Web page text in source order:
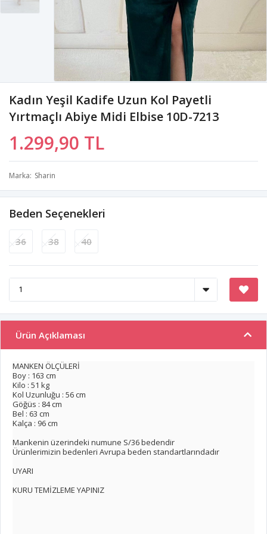
Kadın Yeşil Kadife Uzun Kol Payetli
Yırtmaçlı Abiye Midi Elbise 10D-7213
1.299,90 TL
Marka Sharin
Beden Seçenekleri
36 38 40
Ürün Açıklaması
MANKEN ÖLÇÜLERİ
Boy : 163 cm
Kilo : 51 kg
Kol Uzunluğu : 56 cm
Göğüs : 84 cm
Bel : 63 cm
Kalça : 96 cm
Mankenin üzerindeki numune S/36 bedendir
Ürünlerimizin bedenleri Avrupa beden standartlarındadır
UYARI
KURU TEMİZLEME YAPINIZ